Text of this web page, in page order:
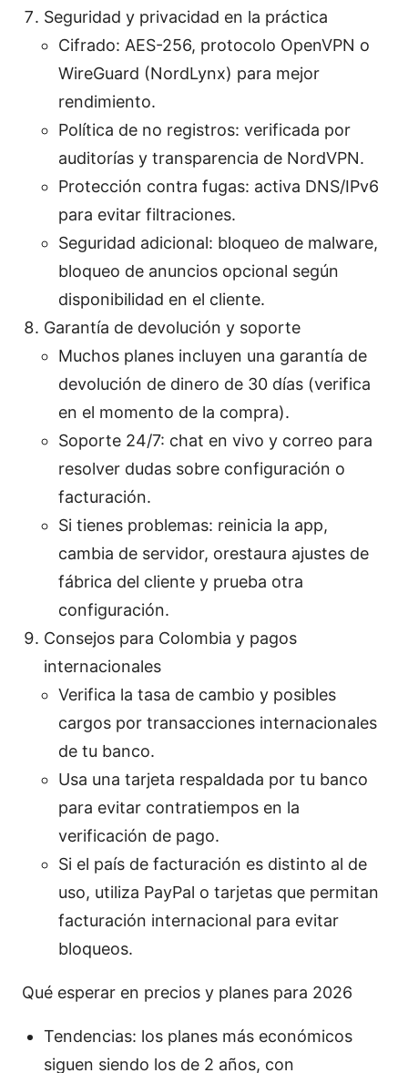
Seguridad y privacidad en la práctica
Cifrado: AES-256, protocolo OpenVPN o
WireGuard (NordLynx) para mejor
rendimiento.
Política de no registros: verificada por
auditorías y transparencia de NordVPN.
Protección contra fugas: activa DNS/IPv6
para evitar filtraciones.
Seguridad adicional: bloqueo de malware,
bloqueo de anuncios opcional según
disponibilidad en el cliente.
Garantía de devolución y soporte
Muchos planes incluyen una garantía de
devolución de dinero de 30 días (verifica
en el momento de la compra).
Soporte 24/7: chat en vivo y correo para
resolver dudas sobre configuración o
facturación.
Si tienes problemas: reinicia la app,
cambia de servidor, orestaura ajustes de
fábrica del cliente y prueba otra
configuración.
Consejos para Colombia y pagos
internacionales
Verifica la tasa de cambio y posibles
cargos por transacciones internacionales
de tu banco.
Usa una tarjeta respaldada por tu banco
para evitar contratiempos en la
verificación de pago.
Si el país de facturación es distinto al de
uso, utiliza PayPal o tarjetas que permitan
facturación internacional para evitar
bloqueos.
Qué esperar en precios y planes para 2026
Tendencias: los planes más económicos
siguen siendo los de 2 años, con